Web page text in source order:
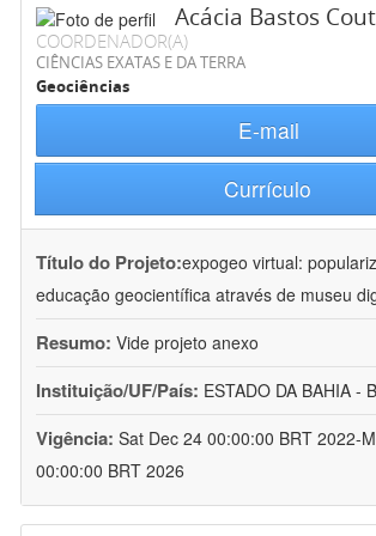
Acácia Bastos
COORDENADOR(A)
CIÊNCIAS EXATAS E DA TERRA
Geociências
E-mail
Currículo
Título do Projeto:expogeo virtual:
educação geocientífica através de museu
Resumo: Vide projeto anexo
Instituição/UF/País: ESTADO DA BAHIA -
Vigência: Sat Dec 24 00:00:00 BRT 2022-
00:00:00 BRT 2026